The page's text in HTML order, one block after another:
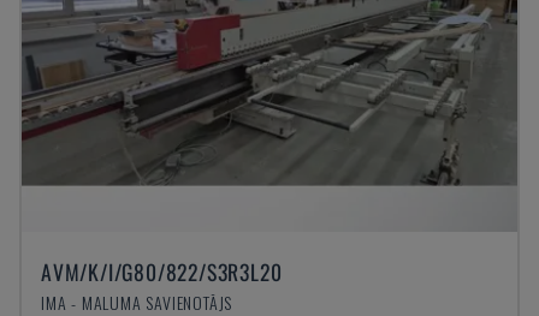
AVM/K/I/G80/822/S3R3L20
IMA - MALUMA SAVIENOTĀJS